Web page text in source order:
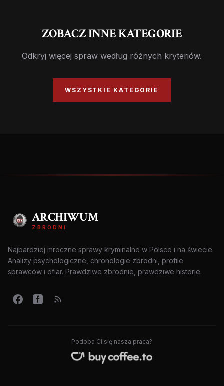
ZOBACZ INNE KATEGORIE
Odkryj więcej spraw według różnych kryteriów.
WSZYSTKIE KATEGORIE
ARCHIWUM
ZBRODNI
Najbardziej mroczne sprawy kryminalne w Polsce i na świecie.
Analizy psychologiczne, chronologie zbrodni, profile
sprawców i ofiar. Prawdziwe zbrodnie, prawdziwe historie.
Podoba Ci się nasza praca?